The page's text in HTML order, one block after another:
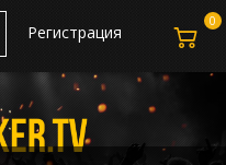
Регистрация
0